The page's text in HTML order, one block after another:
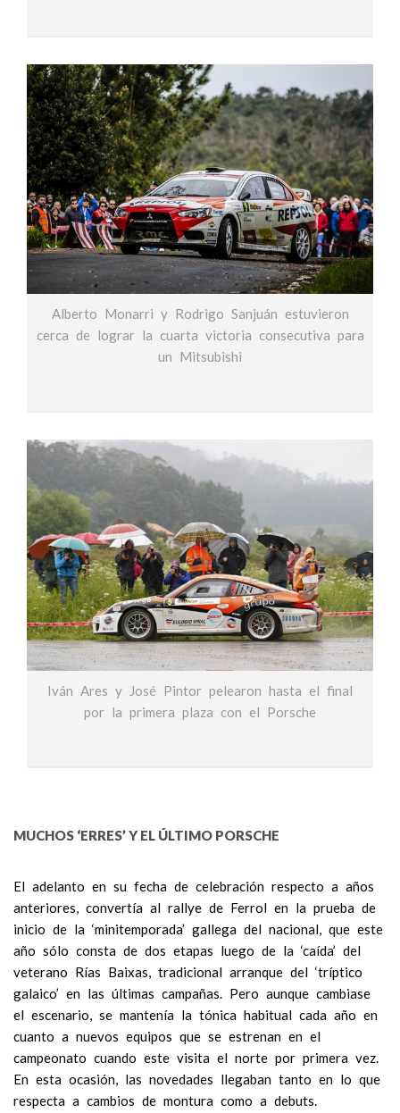
Alberto Monarri y Rodrigo Sanjuán estuvieron
cerca de lograr la cuarta victoria consecutiva para
un Mitsubishi
Iván Ares y José Pintor pelearon hasta el final
por la primera plaza con el Porsche
MUCHOS ‘ERRES’ Y EL ÚLTIMO PORSCHE
El adelanto en su fecha de celebración respecto a años
anteriores, convertía al rallye de Ferrol en la prueba de
inicio de la ‘minitemporada’ gallega del nacional, que este
año sólo consta de dos etapas luego de la ‘caída’ del
veterano Rías Baixas, tradicional arranque del ‘tríptico
galaico’ en las últimas campañas. Pero aunque cambiase
el escenario, se mantenía la tónica habitual cada año en
cuanto a nuevos equipos que se estrenan en el
campeonato cuando este visita el norte por primera vez.
En esta ocasión, las novedades llegaban tanto en lo que
respecta a cambios de montura como a debuts.